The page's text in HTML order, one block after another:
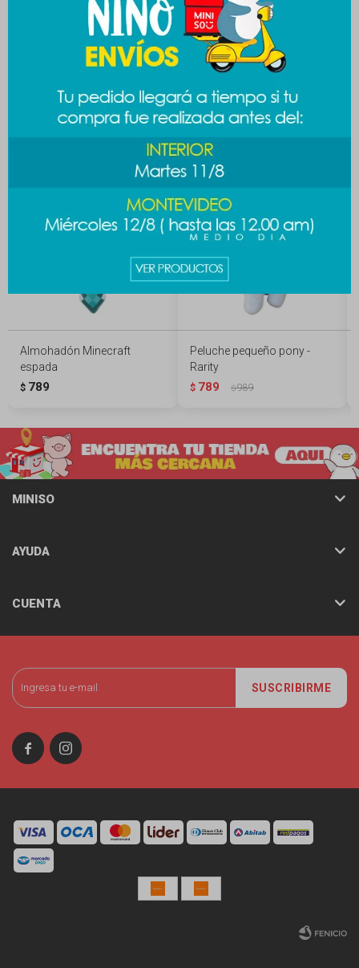
MEDIOS DE PAGO
Productos que te pueden interesar
Almohadón Minecraft
espada
$ 789
Peluche pequeño pony -
Rarity
$ 789 $989
SUSCRIBIRME
 
MINISO
AYUDA
CUENTA